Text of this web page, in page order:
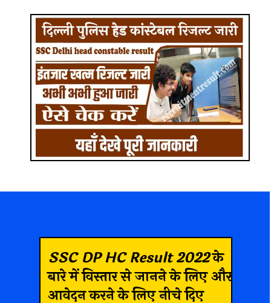
SSC DP HC Result 2022के
बारे में विस्तार से जानने के लिए और
आवेदन करने के लिए नीचे दिए